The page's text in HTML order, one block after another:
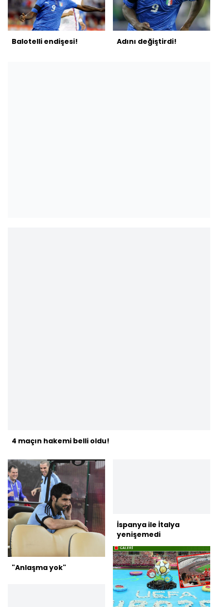
Balotelli endişesi! Adını değiştirdi!
4 maçın hakemi belli oldu!
"Anlaşma yok"
İspanya ile İtalya
yenişemedi